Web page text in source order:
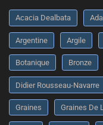
Acacia Dealbata
Argentine Argile
Botanique Bronze
Didier Rousseau-Navarre
Graines Graines De